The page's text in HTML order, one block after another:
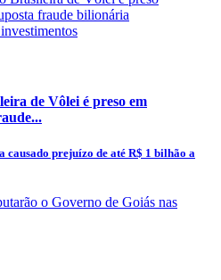
de Vôlei é preso em
causado prejuízo de até R$ 1 bilhão a